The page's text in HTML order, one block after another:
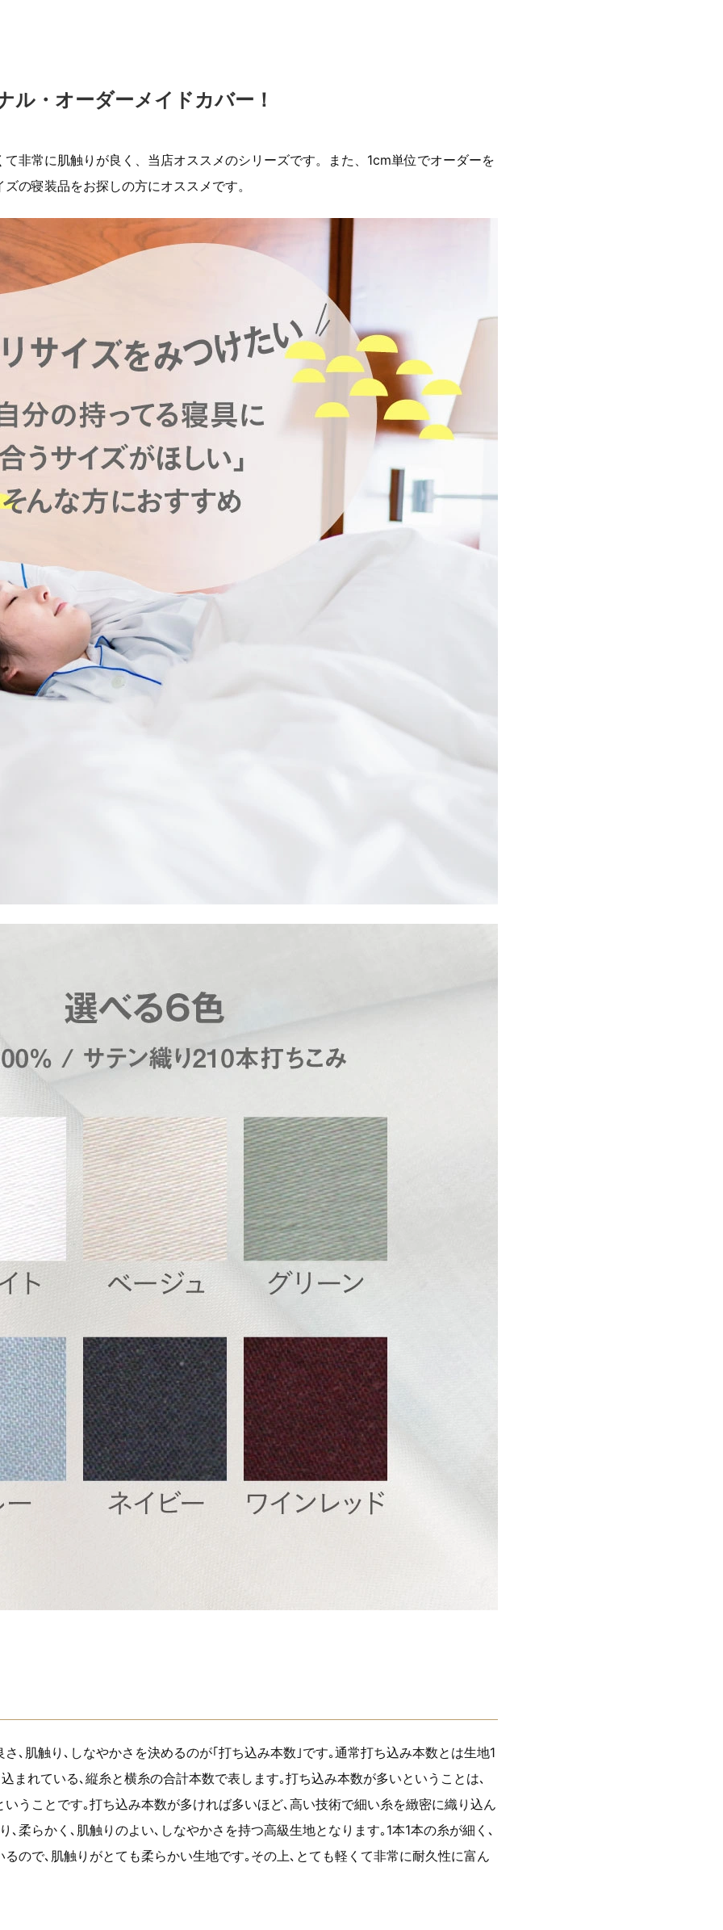
ル・オーダーメイドカバー！
て非常に肌触りが良く、当店オススメのシリーズです。また、1cm単位でオーダーを
の寝装品をお探しの方にオススメです。
､肌触り､しなやかさを決めるのが｢打ち込み本数｣です｡通常打ち込み本数とは生地1
まれている､縦糸と横糸の合計本数で表します｡打ち込み本数が多いということは､
うことです｡打ち込み本数が多ければ多いほど､高い技術で細い糸を緻密に織り込ん
､柔らかく､肌触りのよい､しなやかさを持つ高級生地となります｡1本1本の糸が細く､
ので､肌触りがとても柔らかい生地です｡その上､とても軽くて非常に耐久性に富ん